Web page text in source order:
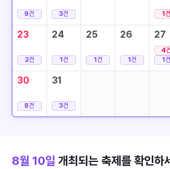
9건 3건 1건
23
2건
24
1건
25
1건
26
1건
27
4건
1건
30
8건
31
3건
8월 10일 개최되는 축제를 확인하